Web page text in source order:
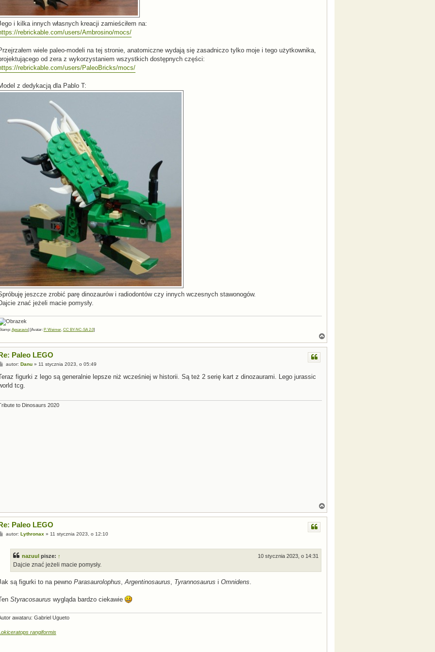
i kilka innych własnych kreacji zamieściłem na:
rebrickable.com/users/Ambrosino/mocs/
wiele paleo-modeli na tej stronie, anatomiczne wydają się zasadniczo tylko moje i tego użytkownika,
od zera z wykorzystaniem wszystkich dostępnych części:
rebrickable.com/users/PaleoBricks/mocs/
z dedykacją dla Pablo T:
jeszcze zrobić parę dinozaurów i radiodontów czy innych wczesnych stawonogów.
znać jeżeli macie pomysły.
Apsaravis] [Avatar: P. Weimer, CC BY-NC-SA 2.0]
a
g
Paleo LEGO
P
s
autor: Danu» 11 stycznia 2023, o 05:49
figurki z lego są generalnie lepsze niż wcześniej w historii. Są też 2 serię kart z dinozaurami. Lego jurassic
tcg.
to Dinosaurs 2020
a
g
Paleo LEGO
Pautor: Lythronax» 11 stycznia 2023, o 12:10
nazuulpisze: ↑ 10 stycznia 2023, o 14:31
Dajcie znać jeżeli macie pomysły.
są figurki to na pewno Parasaurolophus,Argentinosaurus, Tyrannosaurus i Omnidens.
Styracosaurus wygląda bardzo ciekawie
awataru: Gabriel Ugueto
rangiformis